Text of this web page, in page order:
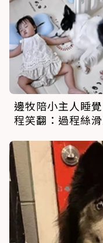
邊牧陪小主人睡
程笑翻：過程絲